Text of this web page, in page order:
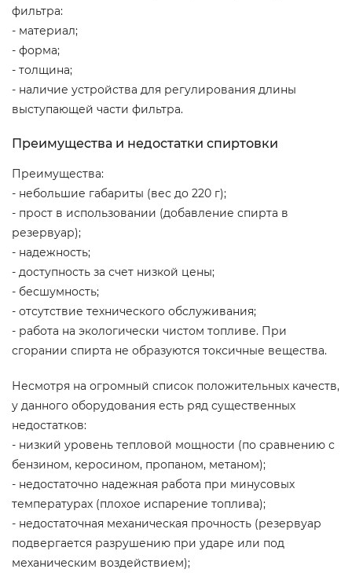
фильтра:
- материал;
- форма;
- толщина;
- наличие устройства для регулирования длины
выступающей части фильтра.
Преимущества и недостатки спиртовки
Преимущества:
- небольшие габариты (вес до 220 г);
- прост в использовании (добавление спирта в
резервуар);
- надежность;
- доступность за счет низкой цены;
- бесшумность;
- отсутствие технического обслуживания;
- работа на экологически чистом топливе. При
сгорании спирта не образуются токсичные вещества.
Несмотря на огромный список положительных качеств,
у данного оборудования есть ряд существенных
недостатков:
- низкий уровень тепловой мощности (по сравнению с
бензином, керосином, пропаном, метаном);
- недостаточно надежная работа при минусовых
температурах (плохое испарение топлива);
- недостаточная механическая прочность (резервуар
подвергается разрушению при ударе или под
механическим воздействием);